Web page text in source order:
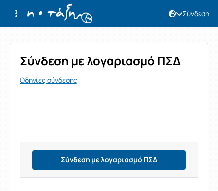
Σύνδεση
Σύνδεση
Σύνδεση με λογαριασμό ΠΣΔ
Οδηγίες σύνδεσης
Σύνδεση με λογαριασμό ΠΣΔ